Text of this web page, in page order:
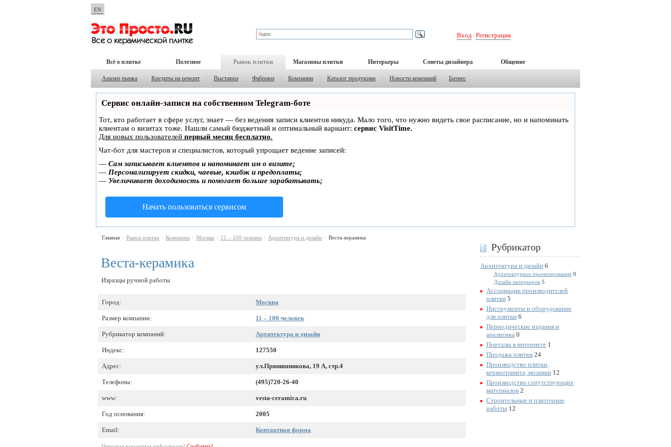
EN
Вход Регистрация
Всё о плитке Полезное Рынок плитки Магазины плитки Интерьеры Советы дизайнера Общение
Анализ рынка Кредиты на ремонт Выставки Фабрики Компании Каталог продукции Новости компаний Бизнес
Сервис онлайн-записи на собственном Telegram-боте
Тот, кто работает в сфере услуг, знает — без ведения записи клиентов никуда. Мало того, что нужно видеть свое расписание, но и напоминать
клиентам о визитах тоже. Нашли самый бюджетный и оптимальный вариант: сервис VisitTime.
Для новых пользователей первый месяц бесплатно.
Чат-бот для мастеров и специалистов, который упрощает ведение записей:
— Сам записывает клиентов и напоминает им о визите;
— Персонализирует скидки, чаевые, кэшбэк и предоплаты;
— Увеличивает доходимость и помогает больше зарабатывать;
Начать пользоваться сервисом
Главная \ Рынок плитки \ Компании \ Москва \ 11 – 100 человек \ Архитектура и дизайн \ Веста-керамика
Веста-керамика
Изразцы ручной работы
Город: Москва
Размер компании: 11 – 100 человек
Рубрикатор компаний: Архитектура и дизайн
Индекс: 127550
Адрес: ул.Прянишникова, 19 А, стр.4
Телефоны: (495)720-26-40
www: vesta-ceramica.ru
Год основания: 2005
Email: Контактная форма
Рубрикатор
Архитектура и дизайн 6
Архитектурное проектирование 0
Дизайн интерьеров 5
Ассоциации производителей
плитки 5
Инструменты и оборудование
для плитки 6
Периодические издания и
аналитика 0
Порталы в интернете 1
Продажа плитки 24
Производство плитки,
кермогранита, мозаики 12
Производство сопутствующих
материалов 2
Строительные и плиточные
работы 12